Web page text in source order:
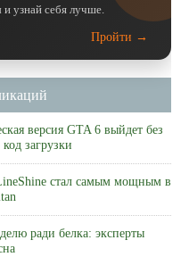
узнай себя лучше.
Пройти →
версия GTA 6 выйдет без
загрузки
стал самым мощным в
ради белка: эксперты